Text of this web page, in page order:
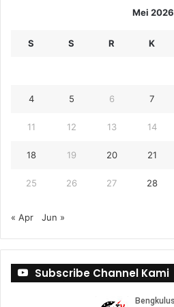
Mei 2026
S S R K
4 5 6 7
11 12 13 14
18 19 20 21
25 26 27 28
« Apr Jun »
Subscribe Channel Kami